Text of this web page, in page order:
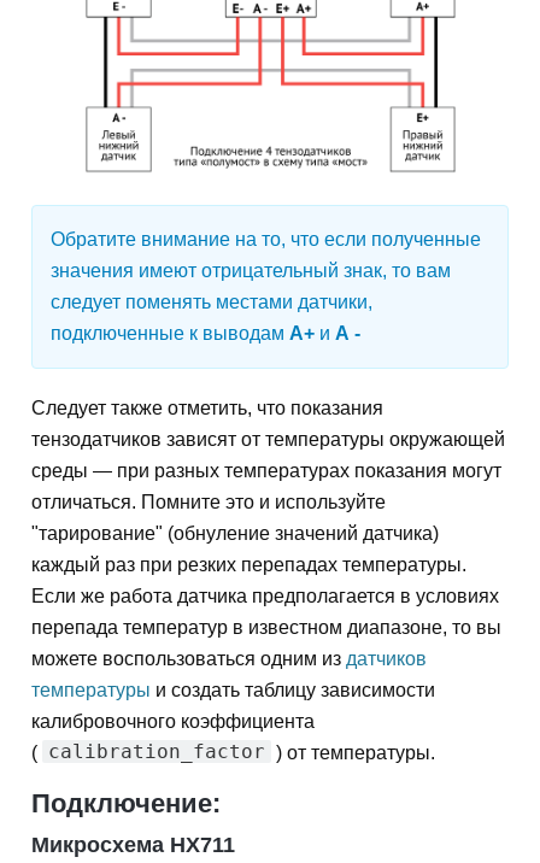
Обратите внимание на то, что если полученные
значения имеют отрицательный знак, то вам
следует поменять местами датчики,
подключенные к выводам А+ и А -
Следует также отметить, что показания
тензодатчиков зависят от температуры окружающей
среды — при разных температурах показания могут
отличаться. Помните это и используйте
"тарирование" (обнуление значений датчика)
каждый раз при резких перепадах температуры.
Если же работа датчика предполагается в условиях
перепада температур в известном диапазоне, то вы
можете воспользоваться одним из датчиков
температуры и создать таблицу зависимости
калибровочного коэффициента
( calibration_factor ) от температуры.
Подключение:
Микросхема HX711